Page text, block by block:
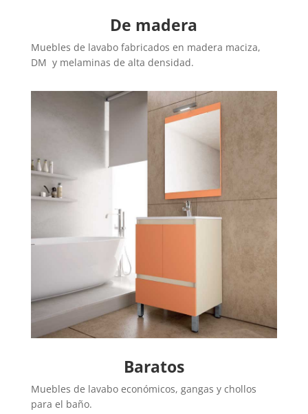
De madera
Muebles de lavabo fabricados en madera maciza,
DM y melaminas de alta densidad.
Baratos
Muebles de lavabo económicos, gangas y chollos
para el baño.